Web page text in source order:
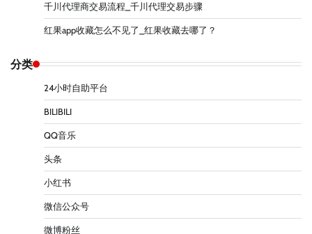
千川代理商交易流程_千川代理交易步骤
红果app收藏怎么不见了_红果收藏去哪了？
分类
24小时自助平台
BILIBILI
QQ音乐
头条
小红书
微信公众号
微博粉丝